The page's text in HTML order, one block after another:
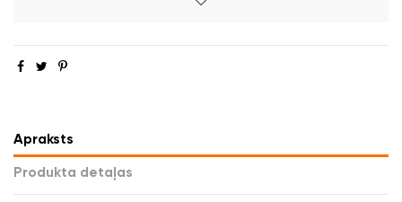
Apraksts
Produkta detaļas